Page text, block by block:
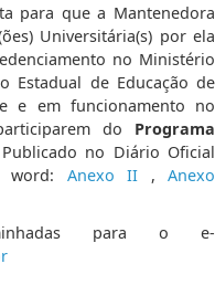
para que a Mantenedora
Universitária(s) por ela
no Ministério
Estadual de Educação de
e em funcionamento no
do Programa
no Diário Oficial
word: Anexo II ,Anexo
para o e-